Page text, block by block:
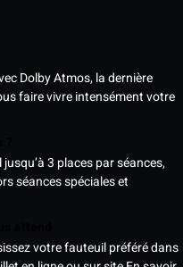
Dolby Atmos, la dernière
faire vivre intensément votre
3 places par séances,
séances spéciales et
votre fauteuil préféré dans